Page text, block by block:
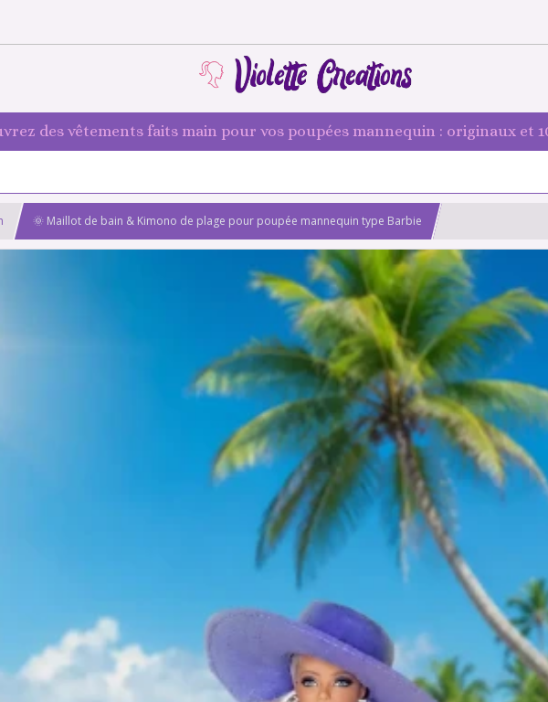
des vêtements faits main pour vos poupées mannequin : originaux et
🌞 Maillot de bain & Kimono de plage pour poupée mannequin type Barbie